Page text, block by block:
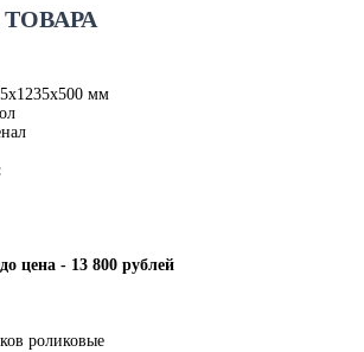
мм
цена - 13 800 рублей
роликовые